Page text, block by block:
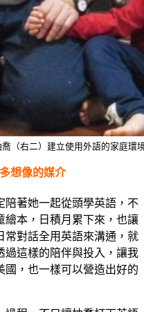
（右二）建立使用外語的家庭環
想像的媒介
陪著她一起從頭學英語，不
繪本，日積月累下來，也讓
常對話全用英語來溝通，就
過這樣的陪伴與投入，讓我
國，也一樣可以營造出好的